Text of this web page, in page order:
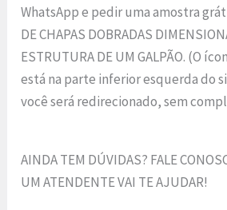
WhatsApp e pedir uma amostra
DE CHAPAS DOBRADAS
ESTRUTURA DE UM GALPÃO. (O
está na parte inferior esquerda do
você será redirecionado, sem
AINDA TEM DÚVIDAS? FALE
UM ATENDENTE VAI TE AJUDAR!